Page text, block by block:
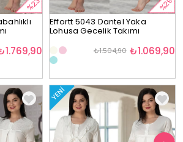
%23 %29
Effortt 5043 Dantel Yaka
Lohusa Gecelik Takımı
₺1.069,90
₺1.504,90
YENI